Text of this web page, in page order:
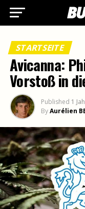
STARTSEITE
Avicanna:
Vorstoß in
Published 1
ByAurélien